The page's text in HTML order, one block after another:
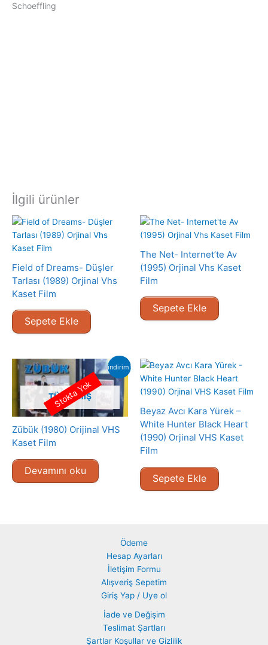
Schoeffling
İlgili ürünler
Field of Dreams- Düşler
Tarlası (1989) Orjinal Vhs
Kaset Film
Sepete Ekle
The Net- Internet’te Av
(1995) Orjinal Vhs Kaset
Film
Sepete Ekle
indirim!
TÜKENMIŞ
Zübük (1980) Orijinal VHS
Kaset Film
Devamını oku
Stokta Yok
Beyaz Avcı Kara Yürek –
White Hunter Black Heart
(1990) Orjinal VHS Kaset
Film
Sepete Ekle
Ödeme
Hesap Ayarları
İletişim Formu
Alışveriş Sepetim
Giriş Yap / Uye ol
İade ve Değişim
Teslimat Şartları
Şartlar Koşullar ve Gizlilik